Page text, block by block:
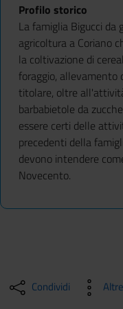
Profilo storico
La famiglia Bigucci
agricoltura a Coriano
la coltivazione di
foraggio, allevamento
titolare, oltre
barbabietole da
essere certi delle
precedenti della
devono intendere
Novecento.
Condividi